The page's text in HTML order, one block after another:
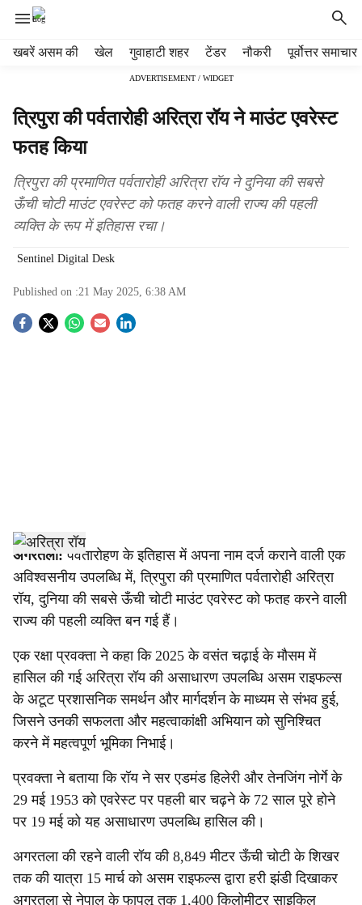
खबरें असम की खेल गुवाहाटी शहर टेंडर नौकरी पूर्वोत्तर समाचार
ADVERTISEMENT / WIDGET
त्रिपुरा की पर्वतारोही अरित्रा रॉय ने माउंट एवरेस्ट
फतह किया
त्रिपुरा की प्रमाणित पर्वतारोही अरित्रा रॉय ने दुनिया की सबसे
ऊँची चोटी माउंट एवरेस्ट को फतह करने वाली राज्य की पहली
व्यक्ति के रूप में इतिहास रचा।
Sentinel Digital Desk
Published on :21 May 2025, 6:38 AM
S
h
a
r
e
अगरतला: पर्वतारोहण के इतिहास में अपना नाम दर्ज कराने वाली एक
अविश्वसनीय उपलब्धि में, त्रिपुरा की प्रमाणित पर्वतारोही अरित्रा
रॉय, दुनिया की सबसे ऊँची चोटी माउंट एवरेस्ट को फतह करने वाली
राज्य की पहली व्यक्ति बन गई हैं।
एक रक्षा प्रवक्ता ने कहा कि 2025 के वसंत चढ़ाई के मौसम में
हासिल की गई अरित्रा रॉय की असाधारण उपलब्धि असम राइफल्स
के अटूट प्रशासनिक समर्थन और मार्गदर्शन के माध्यम से संभव हुई,
जिसने उनकी सफलता और महत्वाकांक्षी अभियान को सुनिश्चित
करने में महत्वपूर्ण भूमिका निभाई।
प्रवक्ता ने बताया कि रॉय ने सर एडमंड हिलेरी और तेनजिंग नोर्गे के
29 मई 1953 को एवरेस्ट पर पहली बार चढ़ने के 72 साल पूरे होने
पर 19 मई को यह असाधारण उपलब्धि हासिल की।
अगरतला की रहने वाली रॉय की 8,849 मीटर ऊँची चोटी के शिखर
तक की यात्रा 15 मार्च को असम राइफल्स द्वारा हरी झंडी दिखाकर
अगरतला से नेपाल के फापलू तक 1,400 किलोमीटर साइकिल